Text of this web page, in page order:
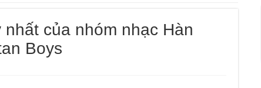
của nhóm nhạc Hàn
Boys